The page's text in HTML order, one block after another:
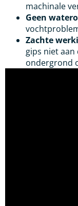
machinale
Geen
Zachte
gips niet
ondergrond